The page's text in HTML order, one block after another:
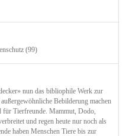
(99)
nun das bibliophile Werk zur
Bebilderung machen
für Tierfreunde. Mammut, Dodo,
und regen heute nur noch als
haben Menschen Tiere bis zur